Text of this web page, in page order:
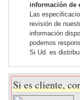
información de
Las
revisión de
información
podemos
Si Ud. es
Si es cliente,